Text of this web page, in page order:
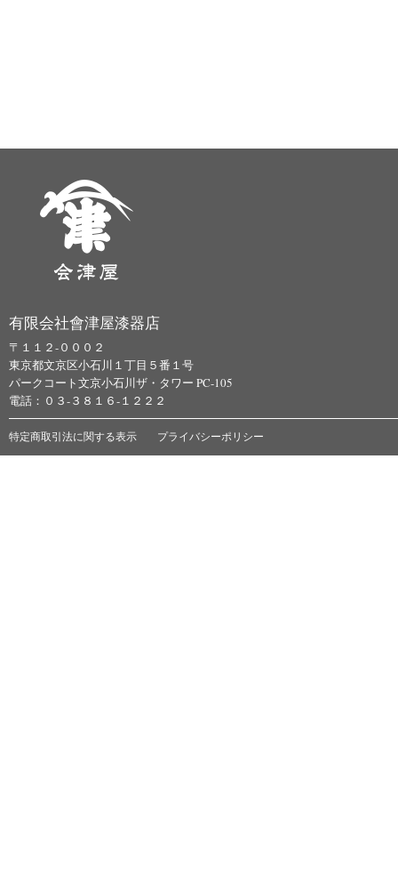
有限会社會津屋漆器店
〒１１２-０００２
東京都文京区小石川１丁目５番１号
パークコート文京小石川ザ・タワー PC-105
電話：０３-３８１６-１２２２
特定商取引法に関する表示 プライバシーポリシー